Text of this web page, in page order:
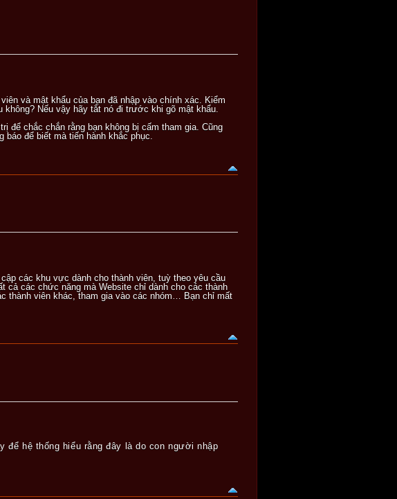
và mật khẩu của bạn đã nhập vào chính xác. Kiểm
không? Nếu vậy hãy tắt nó đi trước khi gõ mật khẩu.
để chắc chắn rằng bạn không bị cấm tham gia. Cũng
để biết mà tiến hành khắc phục.
các khu vực dành cho thành viên, tuỳ theo yêu cầu
cả các chức năng mà Website chỉ dành cho các thành
thành viên khác, tham gia vào các nhóm… Bạn chỉ mất
hệ thống hiểu rằng đây là do con người nhập